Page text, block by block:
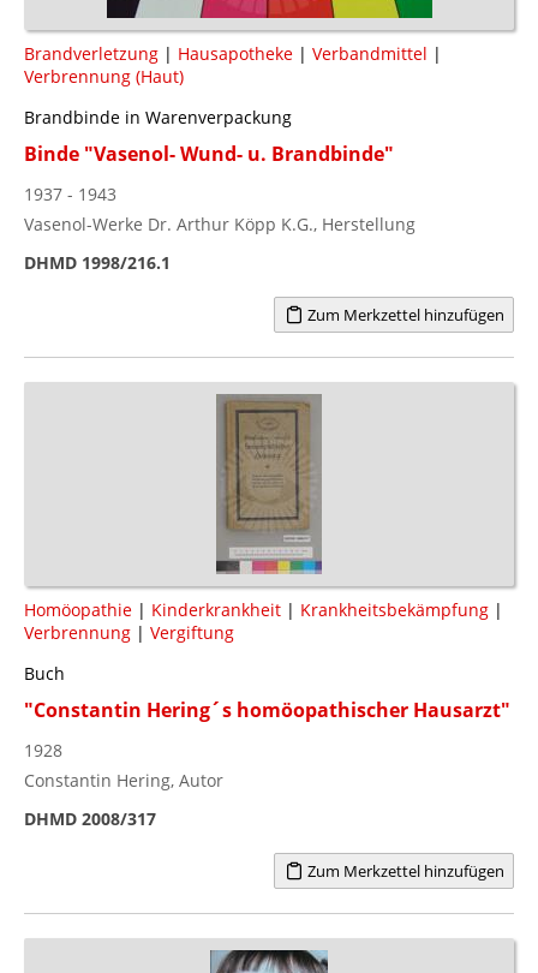
Brandverletzung | Hausapotheke | Verbandmittel |
Verbrennung (Haut)
Brandbinde in Warenverpackung
Binde "Vasenol- Wund- u. Brandbinde"
1937 - 1943
Vasenol-Werke Dr. Arthur Köpp K.G., Herstellung
DHMD 1998/216.1
Zum Merkzettel hinzufügen
Homöopathie | Kinderkrankheit | Krankheitsbekämpfung |
Verbrennung | Vergiftung
Buch
"Constantin Hering´s homöopathischer Hausarzt"
1928
Constantin Hering, Autor
DHMD 2008/317
Zum Merkzettel hinzufügen